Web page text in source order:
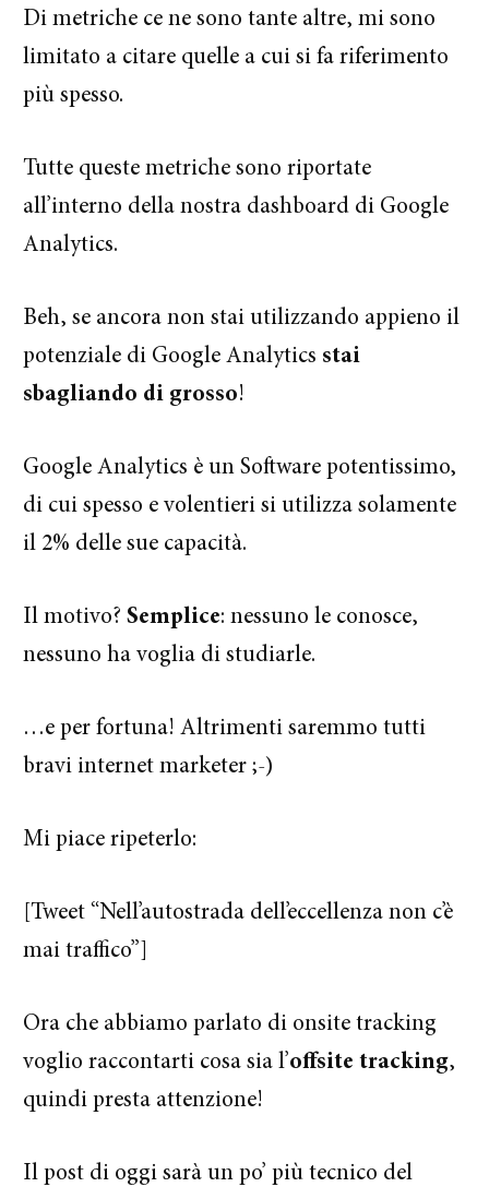
Di metriche ce ne sono tante altre, mi sono
limitato a citare quelle a cui si fa riferimento
più spesso.
Tutte queste metriche sono riportate
all’interno della nostra dashboard di Google
Analytics.
Beh, se ancora non stai utilizzando appieno il
potenziale di Google Analytics stai
sbagliando di grosso!
Google Analytics è un Software potentissimo,
di cui spesso e volentieri si utilizza solamente
il 2% delle sue capacità.
Il motivo?Semplice: nessuno le conosce,
nessuno ha voglia di studiarle.
…e per fortuna! Altrimenti saremmo tutti
bravi internet marketer ;-)
Mi piace ripeterlo:
[Tweet “Nell’autostrada dell’eccellenza non c’è
mai traffico”]
Ora che abbiamo parlato di onsite tracking
voglio raccontarti cosa sia l’offsite tracking,
quindi presta attenzione!
Il post di oggi sarà un po’ più tecnico del